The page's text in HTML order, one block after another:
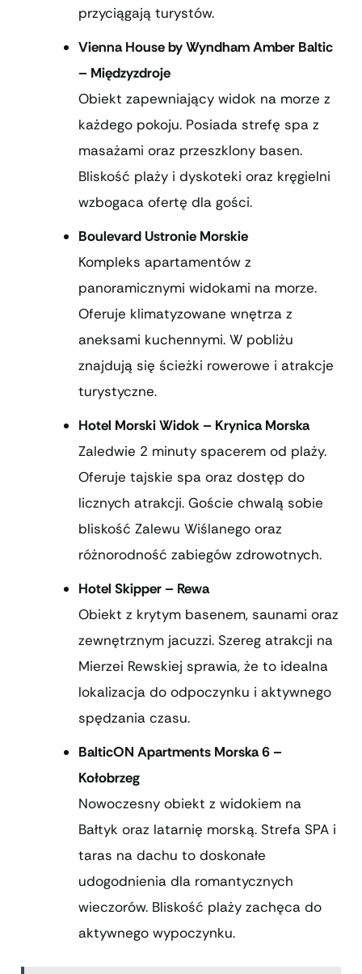
przyciągają turystów.
Vienna House by Wyndham Amber Baltic
– Międzyzdroje
Obiekt zapewniający widok na morze z
każdego pokoju. Posiada strefę spa z
masażami oraz przeszklony basen.
Bliskość plaży i dyskoteki oraz kręgielni
wzbogaca ofertę dla gości.
Boulevard Ustronie Morskie
Kompleks apartamentów z
panoramicznymi widokami na morze.
Oferuje klimatyzowane wnętrza z
aneksami kuchennymi. W pobliżu
znajdują się ścieżki rowerowe i atrakcje
turystyczne.
Hotel Morski Widok – Krynica Morska
Zaledwie 2 minuty spacerem od plaży.
Oferuje tajskie spa oraz dostęp do
licznych atrakcji. Goście chwalą sobie
bliskość Zalewu Wiślanego oraz
różnorodność zabiegów zdrowotnych.
Hotel Skipper – Rewa
Obiekt z krytym basenem, saunami oraz
zewnętrznym jacuzzi. Szereg atrakcji na
Mierzei Rewskiej sprawia, że to idealna
lokalizacja do odpoczynku i aktywnego
spędzania czasu.
BalticON Apartments Morska 6 –
Kołobrzeg
Nowoczesny obiekt z widokiem na
Bałtyk oraz latarnię morską. Strefa SPA i
taras na dachu to doskonałe
udogodnienia dla romantycznych
wieczorów. Bliskość plaży zachęca do
aktywnego wypoczynku.